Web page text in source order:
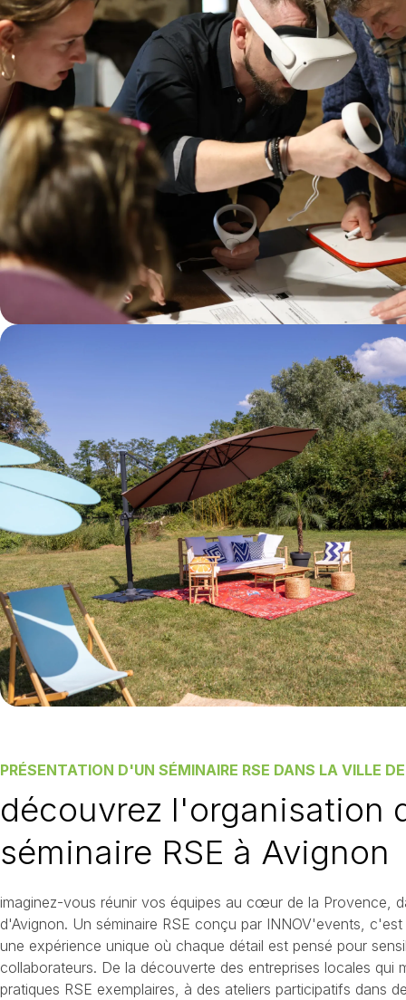
PRÉSENTATION D'UN SÉMINAIRE RSE DANS LA VILLE
découvrez l'organisation
séminaire RSE à Avignon
imaginez-vous réunir vos équipes au cœur de la Provence,
d'Avignon. Un séminaire RSE conçu par INNOV'events,
une expérience unique où chaque détail est pensé pour
collaborateurs. De la découverte des entreprises locales
pratiques RSE exemplaires, à des ateliers participatifs dans